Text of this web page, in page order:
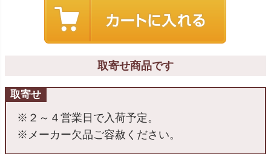
取寄せ商品です
取寄せ
※２～４営業日で入荷予定。
※メーカー欠品ご容赦ください。